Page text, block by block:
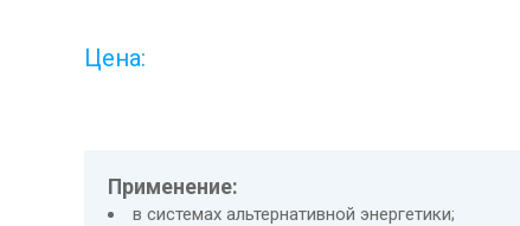
Цена:
Применение:
в системах альтернативной энергетики;